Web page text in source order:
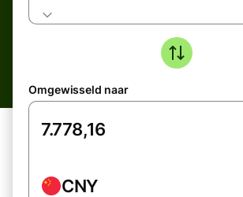
Omgewisseld naar
CNY